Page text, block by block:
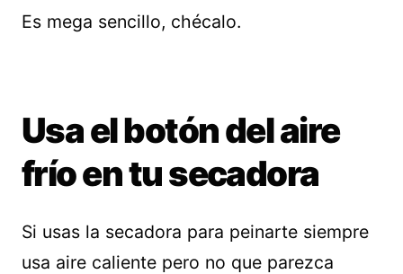
Es mega sencillo, chécalo.
Usa el botón del aire
frío en tu secadora
Si usas la secadora para peinarte siempre
usa aire caliente pero no que parezca